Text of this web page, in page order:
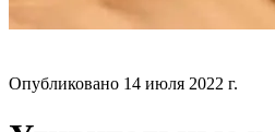
Опубликовано 14 июля 2022 г.